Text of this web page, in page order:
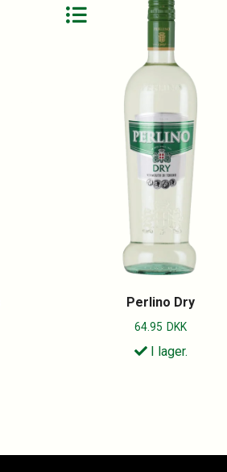
Perlino Dry
64.95 DKK
I lager.